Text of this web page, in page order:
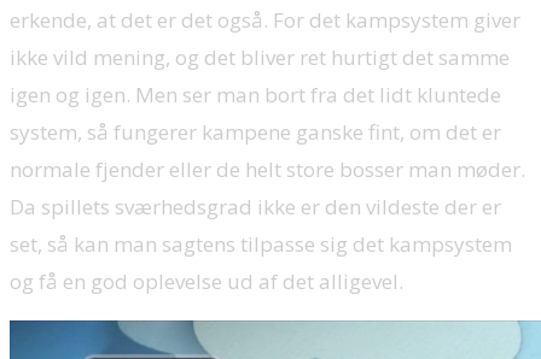
erkende, at det er det også. For det kampsystem giver
ikke vild mening, og det bliver ret hurtigt det samme
igen og igen. Men ser man bort fra det lidt kluntede
system, så fungerer kampene ganske fint, om det er
normale fjender eller de helt store bosser man møder.
Da spillets sværhedsgrad ikke er den vildeste der er
set, så kan man sagtens tilpasse sig det kampsystem
og få en god oplevelse ud af det alligevel.